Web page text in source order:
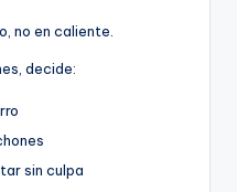
no en caliente.
decide:
sin culpa